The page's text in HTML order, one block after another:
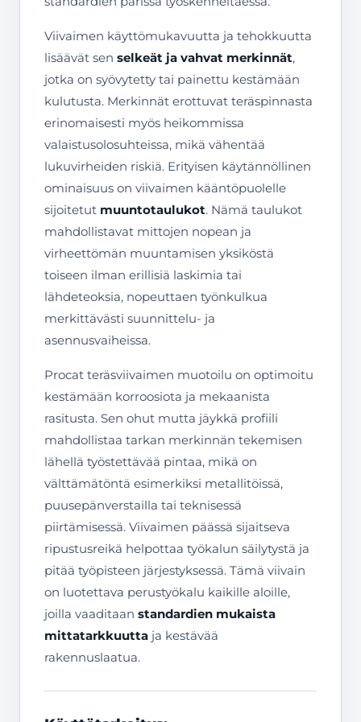
Viivaimen käyttömukavuutta ja tehokkuutta
lisäävät sen selkeät ja vahvat merkinnät,
jotka on syövytetty tai painettu kestämään
kulutusta. Merkinnät erottuvat teräspinnasta
erinomaisesti myös heikommissa
valaistusolosuhteissa, mikä vähentää
lukuvirheiden riskiä. Erityisen käytännöllinen
ominaisuus on viivaimen kääntöpuolelle
sijoitetut muuntotaulukot. Nämä taulukot
mahdollistavat mittojen nopean ja
virheettömän muuntamisen yksiköstä
toiseen ilman erillisiä laskimia tai
lähdeteoksia, nopeuttaen työnkulkua
merkittävästi suunnittelu- ja
asennusvaiheissa.
Procat teräsviivaimen muotoilu on optimoitu
kestämään korroosiota ja mekaanista
rasitusta. Sen ohut mutta jäykkä profiili
mahdollistaa tarkan merkinnän tekemisen
lähellä työstettävää pintaa, mikä on
välttämätöntä esimerkiksi metallitöissä,
puusepänverstailla tai teknisessä
piirtämisessä. Viivaimen päässä sijaitseva
ripustusreikä helpottaa työkalun säilytystä ja
pitää työpisteen järjestyksessä. Tämä viivain
on luotettava perustyökalu kaikille aloille,
joilla vaaditaan standardien mukaista
mittatarkkuutta ja kestävää
rakennuslaatua.